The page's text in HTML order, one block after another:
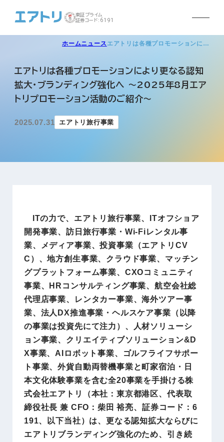
東証プライム
証券コード:6191
ホームニュース エアトリは各種プロモーションに…
エアトリは各種プロモーションにより更なる認知
拡大・ブランディング強化へ ～2025年8月エア
トリプロモーション活動のご紹介～
2025.07.31 エアトリ旅行事業
ITの力で、エアトリ旅行事業、ITオフショア
開発事業、訪日旅行事業・Wi-Fiレンタル事
業、メディア事業、投資事業（エアトリCV
C）、地方創生事業、クラウド事業、マッチン
グプラットフォーム事業、CXOコミュニティ
事業、HRコンサルティング事業、航空会社総
代理店事業、レンタカー事業、海外ツアー事
業、法人DX推進事業・ヘルスケア事業（以降
の事業は投資先にて注力）、人材ソリューシ
ョン事業、クリエイティブソリューション&D
X事業、AIロボット事業、ゴルフライフサポー
ト事業、外貨自動両替機事業と町家宿泊・日
本文化体験事業を含む全20事業を手掛ける株
式会社エアトリ（本社：東京都港区、代表取
締役社長 兼 CFO：柴田 裕亮、証券コード：6
191、以下当社）は、更なる認知拡大ならびに
エアトリブランディング強化のため、引き続